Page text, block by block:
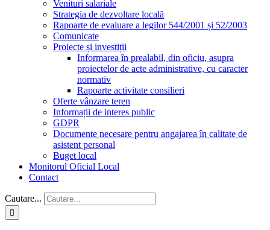
Venituri salariale
Strategia de dezvoltare locală
Rapoarte de evaluare a legilor 544/2001 și 52/2003
Comunicate
Proiecte și investiții
Informarea în prealabil, din oficiu, asupra
proiectelor de acte administrative, cu caracter
normativ
Rapoarte activitate consilieri
Oferte vânzare teren
Informații de interes public
GDPR
Documente necesare pentru angajarea în calitate de
asistent personal
Buget local
Monitorul Oficial Local
Contact
Cautare...